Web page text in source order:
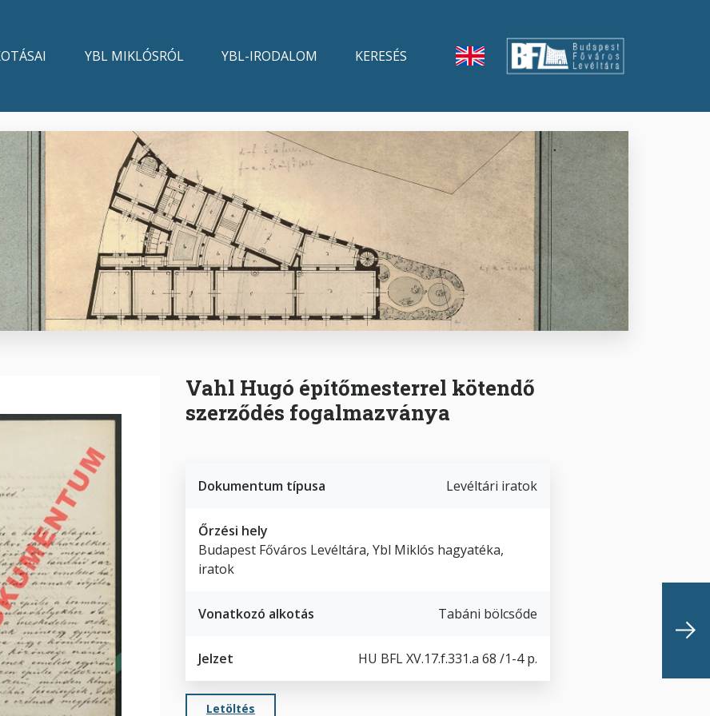
YBL MIKLÓSRÓL YBL-IRODALOM KERESÉS
Vahl Hugó építőmesterrel kötendő
szerződés fogalmazványa
Dokumentum típusa Levéltári iratok
Őrzési hely
Budapest Főváros Levéltára, Ybl Miklós hagyatéka,
iratok
Vonatkozó alkotás Tabáni bölcsőde
Jelzet HU BFL XV.17.f.331.a 68 /1-4 p.
Letöltés